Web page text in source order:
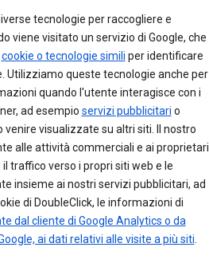
tecnologie per raccogliere e
viene visitato un servizio di Google, che
cookie o tecnologie simili per identificare
Utilizziamo queste tecnologie anche per
quando l'utente interagisce con i
ad esempio servizi pubblicitari o
visualizzate su altri siti. Il nostro
alle attività commerciali e ai proprietari
traffico verso i propri siti web e le
insieme ai nostri servizi pubblicitari, ad
di DoubleClick, le informazioni di
dal cliente di Google Analytics o da
ai dati relativi alle visite a più siti.